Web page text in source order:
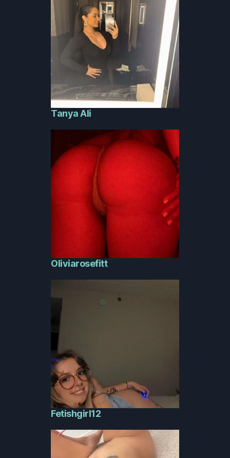
Tanya Ali
Oliviarosefitt
Fetishgirl12